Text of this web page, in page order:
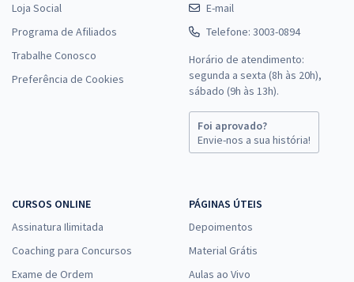
Loja Social
Programa de Afiliados
Trabalhe Conosco
Preferência de Cookies
E-mail
Telefone: 3003-0894
Horário de atendimento:
segunda a sexta (8h às 20h),
sábado (9h às 13h).
Foi aprovado?
Envie-nos a sua história!
CURSOS ONLINE
Assinatura Ilimitada
Coaching para Concursos
Exame de Ordem
PÁGINAS ÚTEIS
Depoimentos
Material Grátis
Aulas ao Vivo